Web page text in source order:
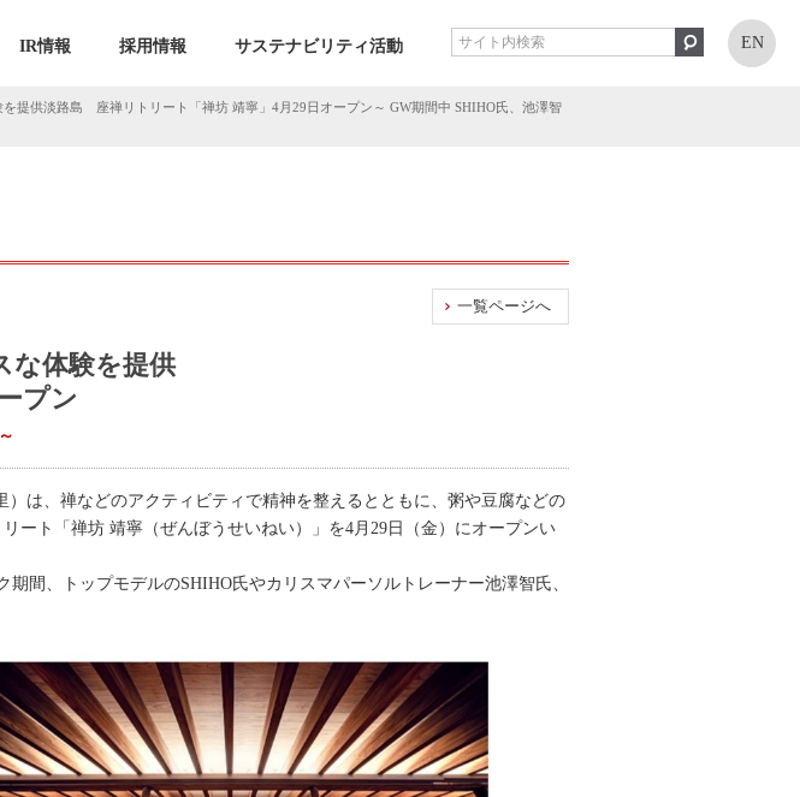
IR情報 採用情報 サステナビリティ活動 EN
提供淡路島 座禅リトリート「禅坊 靖寧」4月29日オープン～ GW期間中 SHIHO氏、池澤智
一覧ページへ
な体験を提供
プン
は、禅などのアクティビティで精神を整えるとともに、粥や豆腐などの
ート「禅坊 靖寧（ぜんぼうせいねい）」を4月29日（金）にオープンい
間、トップモデルのSHIHO氏やカリスマパーソルトレーナー池澤智氏、